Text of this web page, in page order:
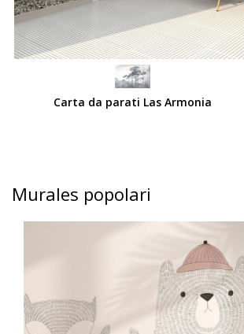
Carta da parati Las Armonia
Murales popolari